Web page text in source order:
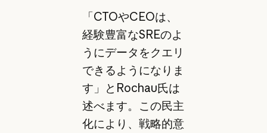
「CTOやCEOは、
経験豊富なSREのよ
うにデータをクエリ
できるようになりま
す」とRochau氏は
述べます。この民主
化により、戦略的意